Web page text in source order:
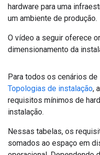
hardware para uma
um ambiente de produção.
O vídeo a seguir oferece
dimensionamento da
Para todos os cenários
Topologias de instalação,
requisitos mínimos de
instalação.
Nessas tabelas, os
somados ao espaço em